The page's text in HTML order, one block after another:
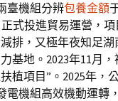
臺機組分辨包養金額
式投進貿易運營，
排，又極年夜知足
基地。 2023年11月
植項目”。2025年，
電機組高效機動運轉